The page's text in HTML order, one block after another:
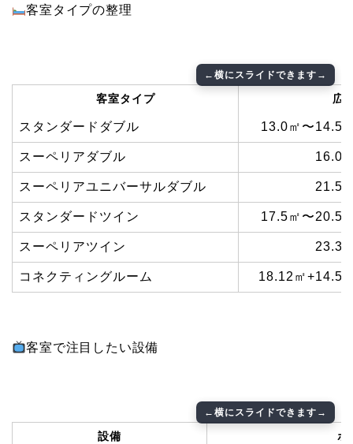
客室タイプの整理
客室タイプ 広
スタンダードダブル 13.0㎡〜14.5
スーペリアダブル 16.0
スーペリアユニバーサルダブル 21.5
スタンダードツイン 17.5㎡〜20.5
スーペリアツイン 23.3
コネクティングルーム 18.12㎡+14.5
客室で注目したい設備
設備 ポ